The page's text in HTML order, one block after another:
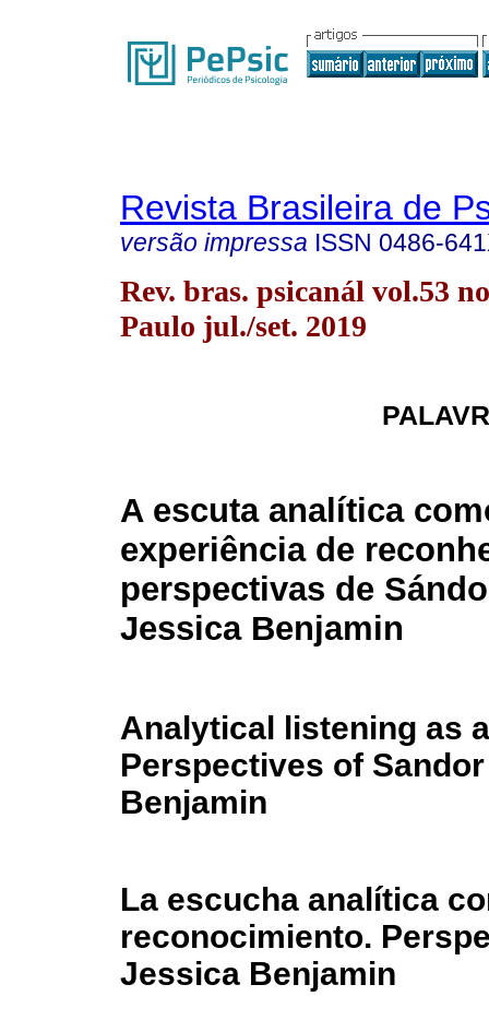
Revista Brasileira de
versão impressa ISSN 0486-
Rev. bras. psicanál vol.53
Paulo jul./set. 2019
A escuta analítica
experiência de
perspectivas de
Jessica Benjamin
Analytical listening as
Perspectives of
Benjamin
La escucha analítica
reconocimiento.
Jessica Benjamin